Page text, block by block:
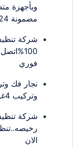
وبأجهزة
مضمونة 24 ساعة
شركة
فوري
وتركيب 4غرف نوم اتصل بنا الان
شركة
الان